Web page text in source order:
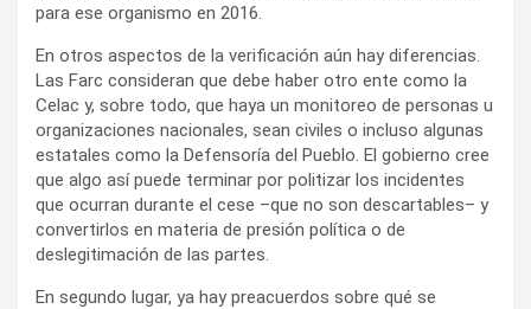
para ese organismo en 2016.
En otros aspectos de la verificación aún hay diferencias.
Las Farc consideran que debe haber otro ente como la
Celac y, sobre todo, que haya un monitoreo de personas u
organizaciones nacionales, sean civiles o incluso algunas
estatales como la Defensoría del Pueblo. El gobierno cree
que algo así puede terminar por politizar los incidentes
que ocurran durante el cese –que no son descartables– y
convertirlos en materia de presión política o de
deslegitimación de las partes.
En segundo lugar, ya hay preacuerdos sobre qué se